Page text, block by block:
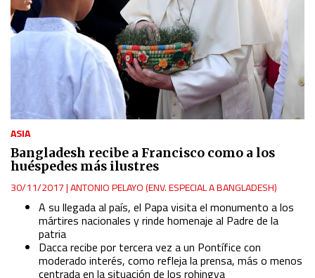
ASIA
Bangladesh recibe a Francisco como a los
huéspedes más ilustres
30/11/2017|ANTONIO PELAYO (ENV. ESPECIAL A BANGLADESH)
A su llegada al país, el Papa visita el monumento a los
mártires nacionales y rinde homenaje al Padre de la
patria
Dacca recibe por tercera vez a un Pontífice con
moderado interés, como refleja la prensa, más o menos
centrada en la situación de los rohingya